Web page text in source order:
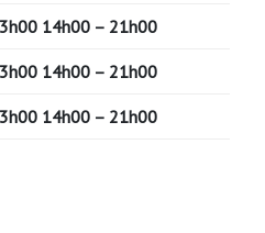
14h00 – 21h00
14h00 – 21h00
14h00 – 21h00